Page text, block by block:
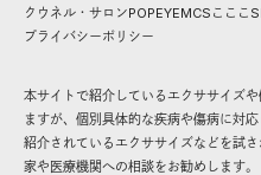
クウネル・サロンPOPEYEMCS こここ
プライバシーポリシー
本サイトで紹介しているエクササイズ
ますが、個別具体的な疾病や傷病に対応
紹介されているエクササイズなどを試
家や医療機関への相談をお勧めします。